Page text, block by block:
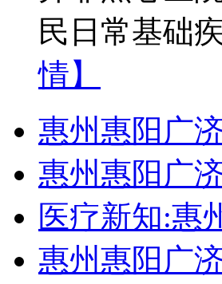
民日常基础
情】
惠州惠阳广
惠州惠阳广
医疗新知:惠
惠州惠阳广